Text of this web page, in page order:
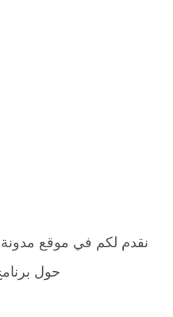
نقدم لكم في موقع
حول